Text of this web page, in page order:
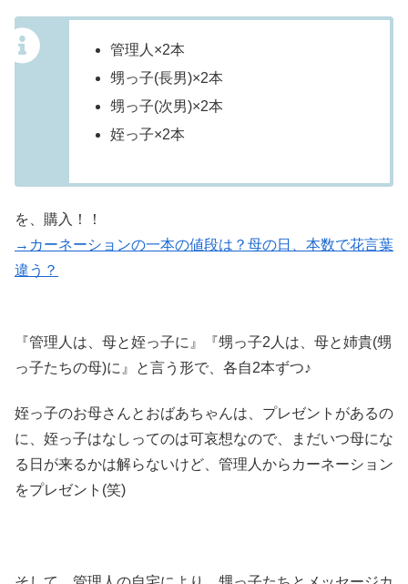
管理人×2本
甥っ子(長男)×2本
甥っ子(次男)×2本
姪っ子×2本
を、購入！！
→カーネーションの一本の値段は？母の日、本数で花言葉
違う？
『管理人は、母と姪っ子に』『甥っ子2人は、母と姉貴(甥
っ子たちの母)に』と言う形で、各自2本ずつ♪
姪っ子のお母さんとおばあちゃんは、プレゼントがあるの
に、姪っ子はなしってのは可哀想なので、まだいつ母にな
る日が来るかは解らないけど、管理人からカーネーション
をプレゼント(笑)